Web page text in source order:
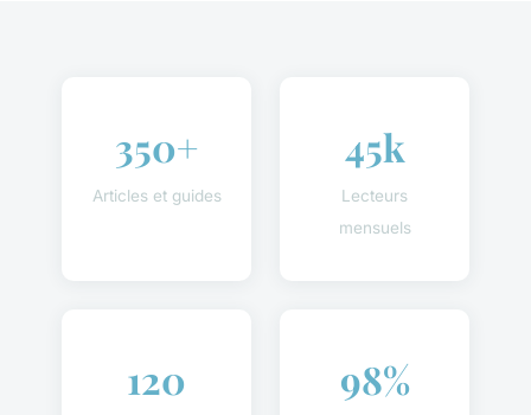
350+
Articles et guides
45k
Lecteurs
mensuels
120 98%